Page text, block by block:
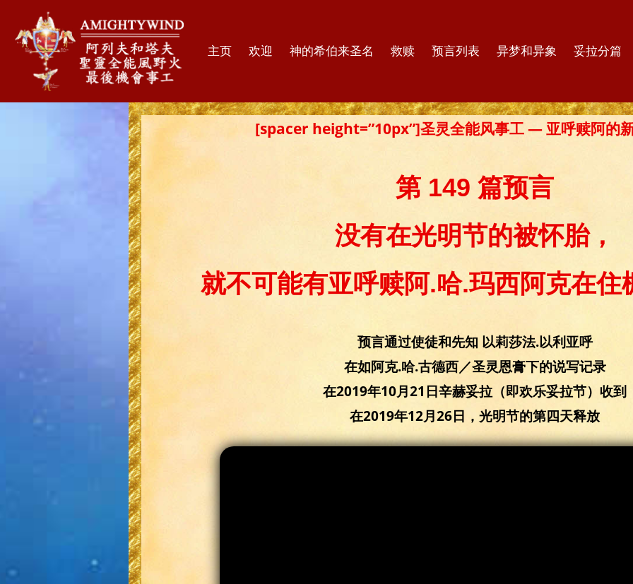
主页 欢迎 神的希伯来圣名 救赎 预言列表 异梦和异象 妥拉分篇
[spacer height=”10px”]圣灵全能风事工 — 亚呼赎阿的
第 149 篇预言
没有在光明节的被怀胎，
就不可能有亚呼赎阿.哈.玛西阿克在住
预言通过使徒和先知 以莉莎法.以利亚呼
在如阿克.哈.古德西／圣灵恩膏下的说写记录
在2019年10月21日辛赫妥拉（即欢乐妥拉节）收到
在2019年12月26日，光明节的第四天释放